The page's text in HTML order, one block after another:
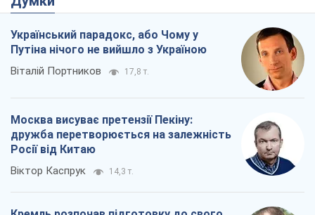
Український парадокс, або Чому у
Путіна нічого не вийшло з Україною
Віталій Портников 17,8 т.
Москва висуває претензії Пекіну:
дружба перетворюється на залежність
Росії від Китаю
Віктор Каспрук 14,3 т.